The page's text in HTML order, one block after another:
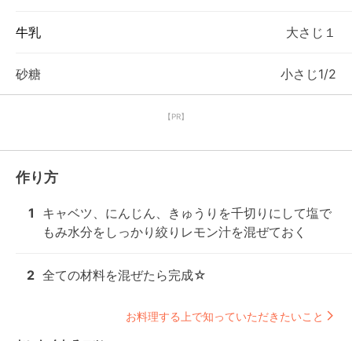
牛乳 大さじ１
砂糖 小さじ1/2
【PR】
作り方
1
キャベツ、にんじん、きゅうりを千切りにして塩で
もみ水分をしっかり絞りレモン汁を混ぜておく
2 全ての材料を混ぜたら完成☆
お料理する上で知っていただきたいこと